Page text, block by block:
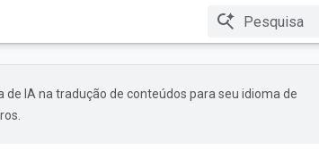
de IA na tradução de conteúdos para seu idioma de